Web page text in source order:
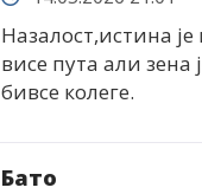
Назалост,истина
висе пута али
бивсе колеге.
Бато